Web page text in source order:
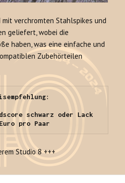
mit verchromten Stahlspikes und
geliefert, wobei die
haben, was eine einfache und
Zubehörteilen
schwarz oder Lack
pro Paar
Studio 8 +++